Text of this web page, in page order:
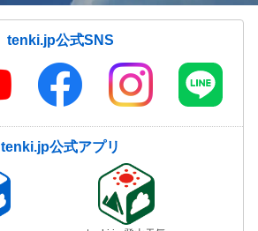
tenki.jp公式SNS
tenki.jp公式アプリ